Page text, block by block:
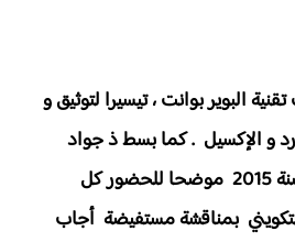
البوير بوانت ، تيسيرا لتوثيق و
و الإكسيل . كما بسط ذ جواد
العوني تجربة مؤسسة م/م بني مطير على اعتبار أنها حظيت بشارة اللواء الأخضر برسم سنة 2015 موضحا للحضور كل
بمناقشة مستفيضة أجاب